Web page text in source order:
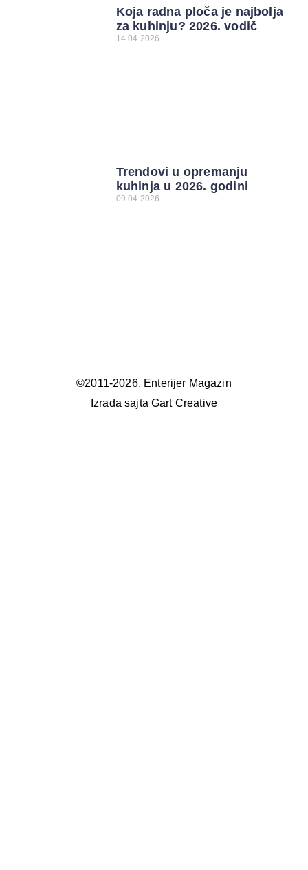
Koja radna ploča je najbolja
za kuhinju? 2026. vodič
14.04.2026.
Trendovi u opremanju
kuhinja u 2026. godini
09.04.2026.
©2011-2026. Enterijer Magazin
Izrada sajta Gart Creative